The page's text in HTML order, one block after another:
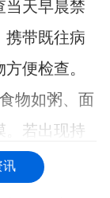
当天早晨禁
携带既往病
便检查。
物如粥、面
。若出现持
复查。
讯